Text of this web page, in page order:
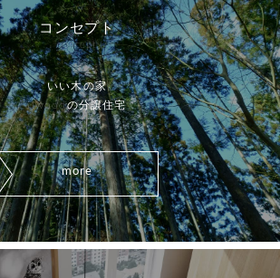
コンセプト
concept
いい木の家
iiwoodの分譲住宅
more